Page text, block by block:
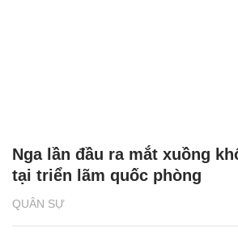
QUÂN SỰ
Nga lần đầu ra mắt xuồng
tại triển lãm quốc phòng